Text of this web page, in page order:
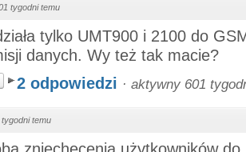
tygodni temu
tylko UMT900 i 2100 do
danych. Wy też tak macie?
2 odpowiedzi · aktywny 601
tygodni temu